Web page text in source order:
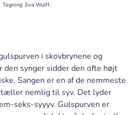
Tegning: Eva Wulff.
i skovbrynene og
den synger sidder den ofte højt
Sangen er en af de nemmeste
nemlig til syv. Det lyder
seks-syyyv. Gulspurven er